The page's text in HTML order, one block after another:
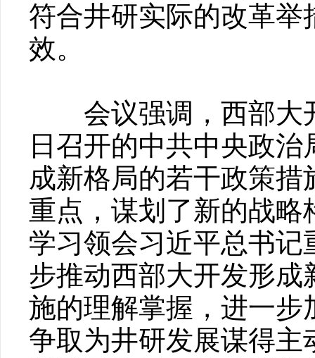
符合井研实际的改革
效。
会议强调，西部大开
日召开的中共中央政
成新格局的若干政策
重点，谋划了新的战
学习领会习近平总书
步推动西部大开发形
施的理解掌握，进一步
争取为井研发展谋得